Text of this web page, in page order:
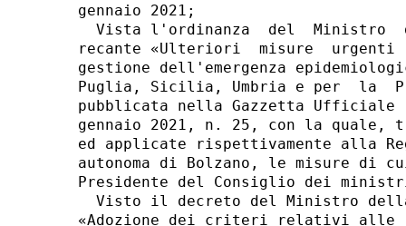
gennaio 2021;
Vista l'ordinanza  del  Ministro
recante «Ulteriori  misure
gestione dell'emergenza
Puglia, Sicilia, Umbria e per  la
pubblicata nella Gazzetta
gennaio 2021, n. 25, con la
ed applicate rispettivamente alla
autonoma di Bolzano, le misure
Presidente del Consiglio dei
Visto il decreto del Ministro
«Adozione dei criteri relativi